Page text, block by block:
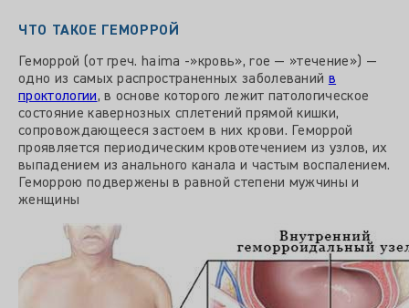
ЧТО ТАКОЕ ГЕМОРРОЙ
Геморрой (от греч. haima -»кровь», roe — »течение») —
одно из самых распространенных заболеваний в
проктологии, в основе которого лежит патологическое
состояние кавернозных сплетений прямой кишки,
сопровождающееся застоем в них крови. Геморрой
проявляется периодическим кровотечением из узлов, их
выпадением из анального канала и частым воспалением.
Геморрою подвержены в равной степени мужчины и
женщины